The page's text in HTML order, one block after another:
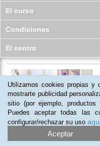
El curso
Condiciones
El centro
Utilizamos cookies propias y
mostrarte publicidad
sitio (por ejemplo, productos
Puedes aceptar todas las
configurar/rechazar su uso
Aceptar